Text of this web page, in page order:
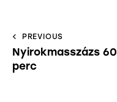
PREVIOUS
Nyirokmasszázs 60
perc